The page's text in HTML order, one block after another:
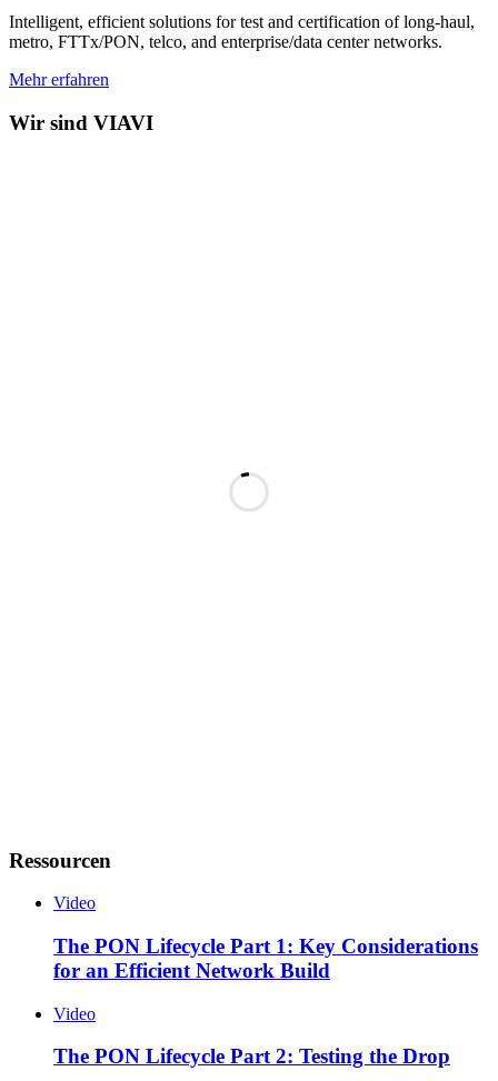
Intelligent, efficient solutions for test and certification of long-haul,
metro, FTTx/PON, telco, and enterprise/data center networks.
Mehr erfahren
Wir sind VIAVI
Ressourcen
Video
The PON Lifecycle Part 1: Key Considerations
for an Efficient Network Build
Video
The PON Lifecycle Part 2: Testing the Drop